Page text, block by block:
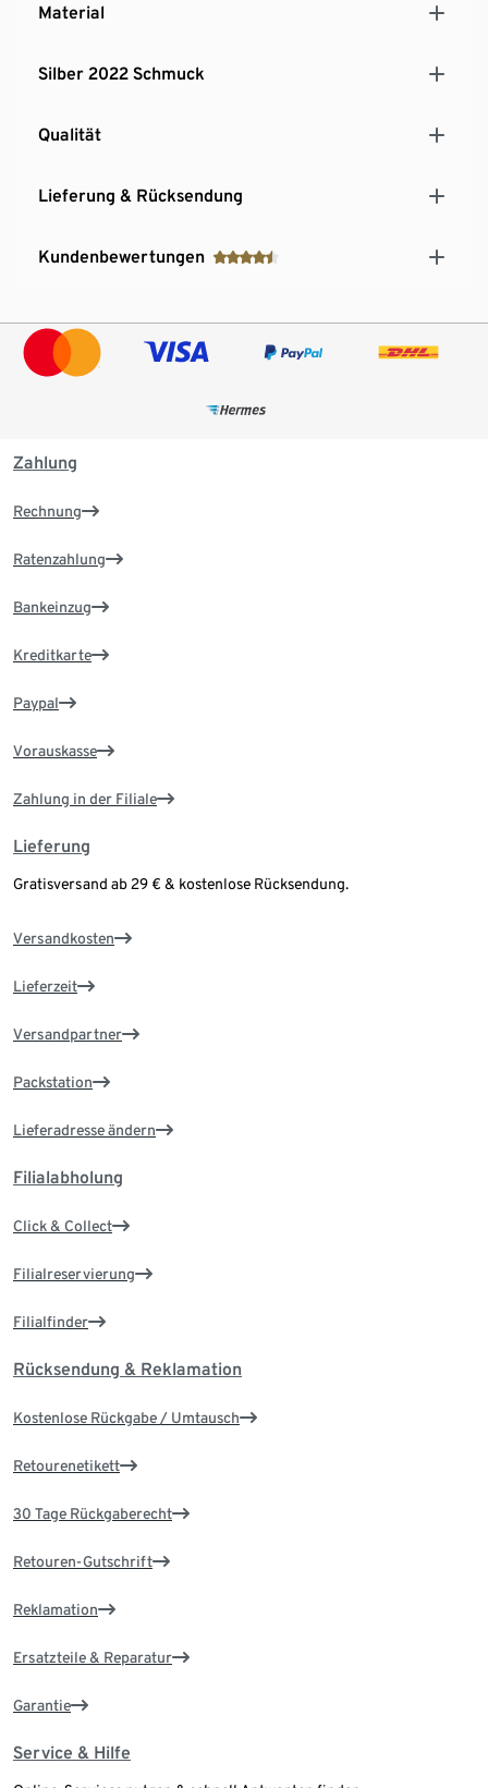
Material
Silber 2022 Schmuck
Qualität
Lieferung & Rücksendung
Kundenbewertungen
Zahlung
Rechnung
Ratenzahlung
Bankeinzug
Kreditkarte
Paypal
Vorauskasse
Zahlung in der Filiale
Lieferung
Gratisversand ab 29 € & kostenlose Rücksendung.
Versandkosten
Lieferzeit
Versandpartner
Packstation
Lieferadresse ändern
Filialabholung
Click & Collect
Filialreservierung
Filialfinder
Rücksendung & Reklamation
Kostenlose Rückgabe / Umtausch
Retourenetikett
30 Tage Rückgaberecht
Retouren-Gutschrift
Reklamation
Ersatzteile & Reparatur
Garantie
Service & Hilfe